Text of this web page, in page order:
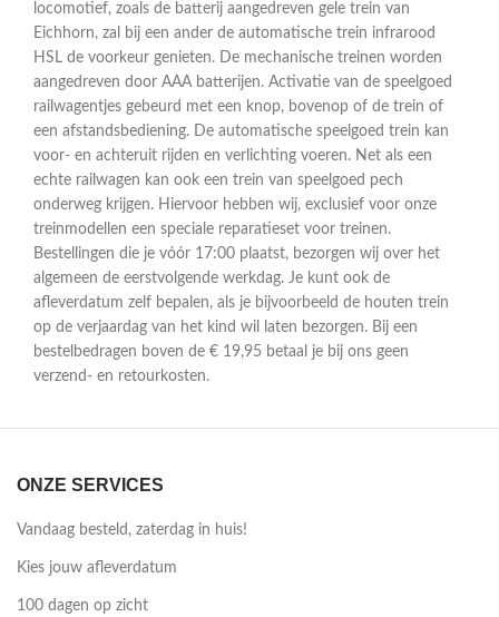
locomotief, zoals de batterij aangedreven gele trein van
Eichhorn, zal bij een ander de automatische trein infrarood
HSL de voorkeur genieten. De mechanische treinen worden
aangedreven door AAA batterijen. Activatie van de speelgoed
railwagentjes gebeurd met een knop, bovenop of de trein of
een afstandsbediening. De automatische speelgoed trein kan
voor- en achteruit rijden en verlichting voeren. Net als een
echte railwagen kan ook een trein van speelgoed pech
onderweg krijgen. Hiervoor hebben wij, exclusief voor onze
treinmodellen een speciale reparatieset voor treinen.
Bestellingen die je vóór 17:00 plaatst, bezorgen wij over het
algemeen de eerstvolgende werkdag. Je kunt ook de
afleverdatum zelf bepalen, als je bijvoorbeeld de houten trein
op de verjaardag van het kind wil laten bezorgen. Bij een
bestelbedragen boven de € 19,95 betaal je bij ons geen
verzend- en retourkosten.
ONZE SERVICES
Vandaag besteld, zaterdag in huis!
Kies jouw afleverdatum
100 dagen op zicht